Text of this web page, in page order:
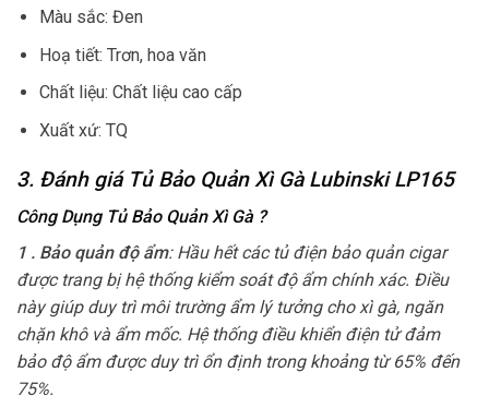
Màu sắc: Đen
Hoạ tiết: Trơn, hoa văn
Chất liệu: Chất liệu cao cấp
Xuất xứ: TQ
3. Đánh giá Tủ Bảo Quản Xì Gà Lubinski LP165
Công Dụng Tủ Bảo Quản Xì Gà ?
1 . Bảo quản độ ẩm: Hầu hết các tủ điện bảo quản cigar
được trang bị hệ thống kiểm soát độ ẩm chính xác. Điều
này giúp duy trì môi trường ẩm lý tưởng cho xì gà, ngăn
chặn khô và ẩm mốc. Hệ thống điều khiển điện tử đảm
bảo độ ẩm được duy trì ổn định trong khoảng từ 65% đến
75%.